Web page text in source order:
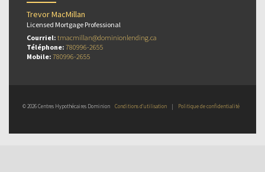
Trevor MacMillan
Licensed Mortgage Professional
Courriel: tmacmillan@dominionlending.ca
Téléphone: 780996-2655
Mobile: 780996-2655
© 2026 Centres Hypothécaires Dominion Conditions d’utilisation | Politique de confidentialité